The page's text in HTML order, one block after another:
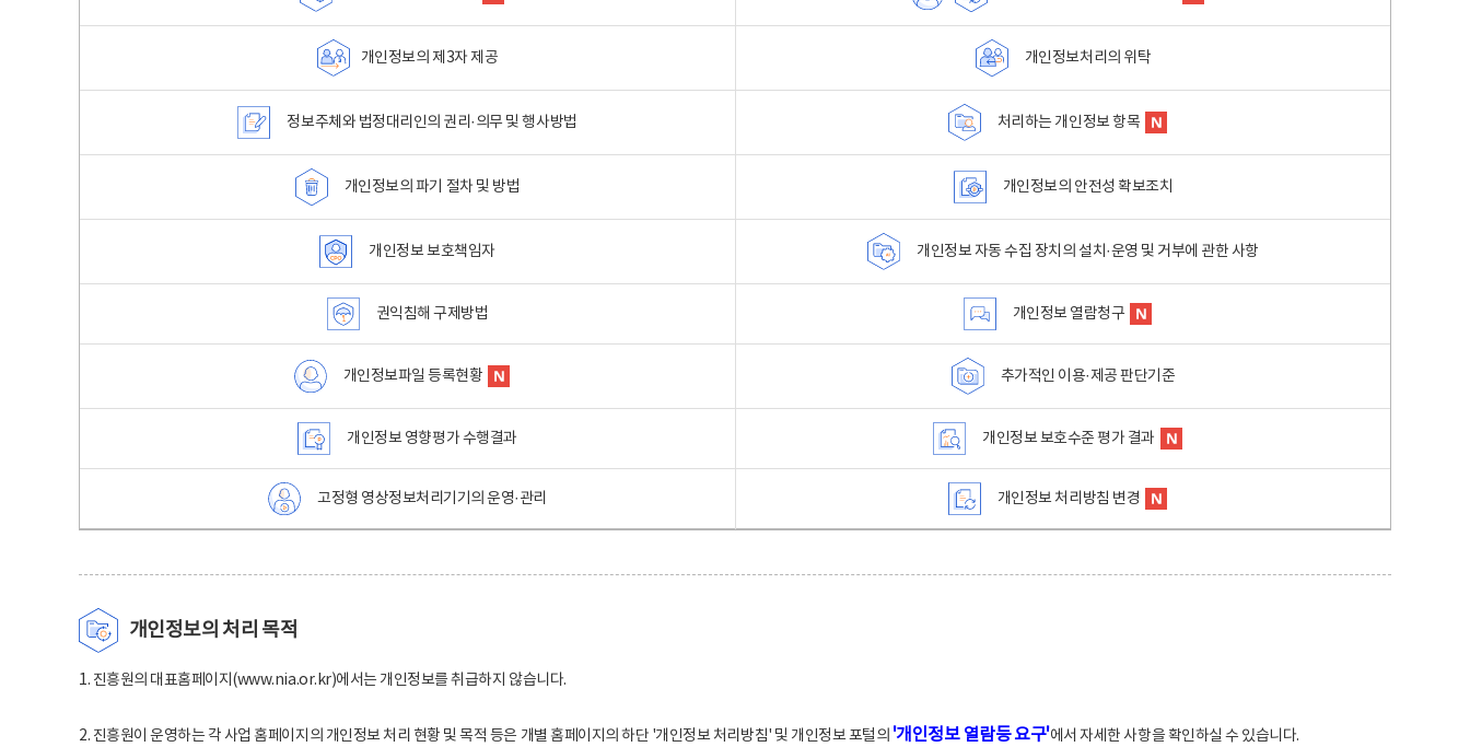
개인정보의 제3자 제공 개인정보처리의 위탁
정보주체와 법정대리인의 권리·의무 및 행사방법 처리하는 개인정보 항목
개인정보의 파기 절차 및 방법 개인정보의 안전성 확보조치
개인정보 보호책임자 개인정보 자동 수집 장치의 설치·운영 및 거부에 관한 사항
권익침해 구제방법 개인정보 열람청구
개인정보파일 등록현황 추가적인 이용·제공 판단기준
개인정보 영향평가 수행결과 개인정보 보호수준 평가 결과
고정형 영상정보처리기기의 운영·관리 개인정보 처리방침 변경
개인정보의 처리 목적
1. 진흥원의 대표홈페이지(www.nia.or.kr)에서는 개인정보를 취급하지 않습니다.
2. 진흥원이 운영하는 각 사업 홈페이지의 개인정보 처리 현황 및 목적 등은 개별 홈페이지의 하단 '개인정보 처리방침' 및 개인정보 포털의 '개인정보 열람등 요구'에서 자세한 사항을 확인하실 수 있습니다.